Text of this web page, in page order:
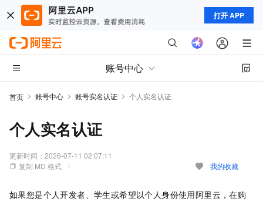
打开 APP
账号中心
首页 账号中心 账号实名认证 个人实名认证
个人实名认证
更新时间： 2026-07-11 02:07:11
复制 MD 格式
我的收藏
如果您是个人开发者、学生或希望以个人身份使用阿里云，在购